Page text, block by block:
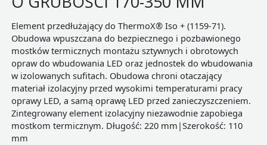
Element przedłużający do ThermoX® Iso + (1159-71).
Obudowa wpuszczana do bezpiecznego i pozbawionego
mostków termicznych montażu sztywnych i obrotowych
opraw do wbudowania LED oraz jednostek do wbudowania
w izolowanych sufitach. Obudowa chroni otaczający
materiał izolacyjny przed wysokimi temperaturami pracy
oprawy LED, a samą oprawę LED przed zanieczyszczeniem.
Zintegrowany element izolacyjny niezawodnie zapobiega
mostkom termicznym. Długość: 220 mm|Szerokość: 110
mm